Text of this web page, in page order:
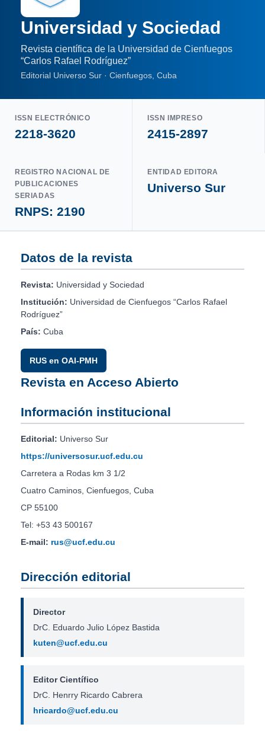
Universidad y Sociedad
Revista científica de la Universidad de Cienfuegos
“Carlos Rafael Rodríguez”
Editorial Universo Sur · Cienfuegos, Cuba
ISSN ELECTRÓNICO
2218-3620
ISSN IMPRESO
2415-2897
REGISTRO NACIONAL DE
PUBLICACIONES
SERIADAS
RNPS: 2190
ENTIDAD EDITORA
Universo Sur
Datos de la revista
Revista: Universidad y Sociedad
Institución: Universidad de Cienfuegos “Carlos Rafael
Rodríguez”
País: Cuba
RUS en OAI-PMH
Revista en Acceso Abierto
Información institucional
Editorial: Universo Sur
https://universosur.ucf.edu.cu
Carretera a Rodas km 3 1/2
Cuatro Caminos, Cienfuegos, Cuba
CP 55100
Tel: +53 43 500167
E-mail: rus@ucf.edu.cu
Dirección editorial
Director
DrC. Eduardo Julio López Bastida
kuten@ucf.edu.cu
Editor Científico
DrC. Henrry Ricardo Cabrera
hricardo@ucf.edu.cu